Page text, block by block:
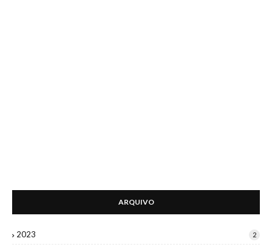
ARQUIVO
2023 2